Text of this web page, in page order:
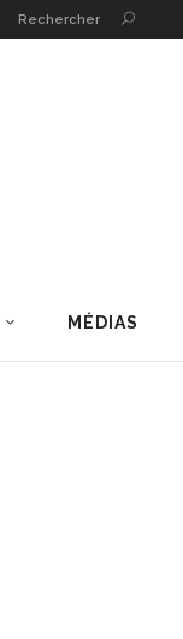
Rechercher
MÉDIAS